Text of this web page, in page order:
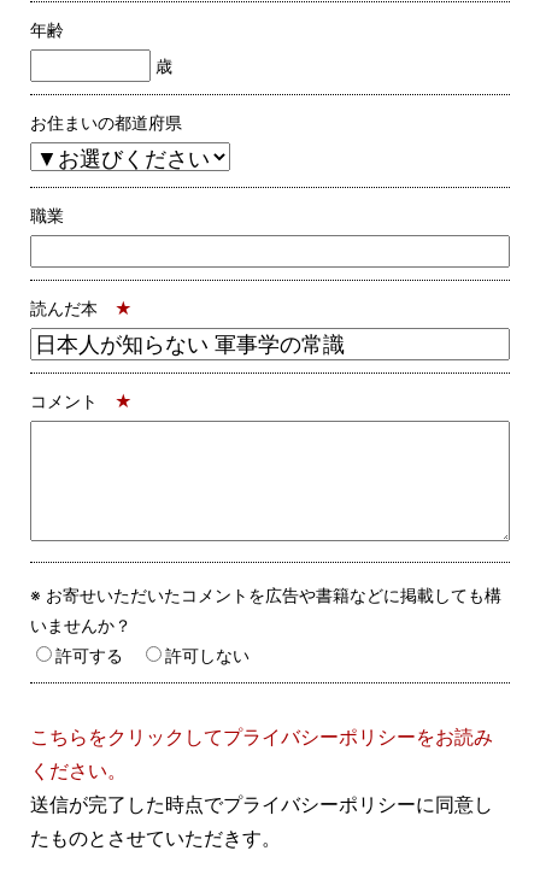
年齢
歳
お住まいの都道府県
職業
読んだ本 ★
コメント ★
※ お寄せいただいたコメントを広告や書籍などに掲載しても構
いませんか？
許可する
許可しない
こちらをクリックしてプライバシーポリシーをお読み
ください。
送信が完了した時点でプライバシーポリシーに同意し
たものとさせていただきす。